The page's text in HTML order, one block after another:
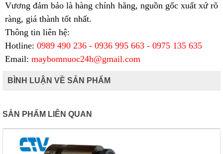
Vương đảm bảo là hàng chính hãng, nguồn gốc xuất xứ rõ
ràng, giá thành tốt nhất.
Thông tin liên hệ:
Hotline: 0989 490 236 - 0936 995 663 - 0975 135 635
Email: maybomnuoc24h@gmail.com
BÌNH LUẬN VỀ SẢN PHẨM
SẢN PHẨM LIÊN QUAN